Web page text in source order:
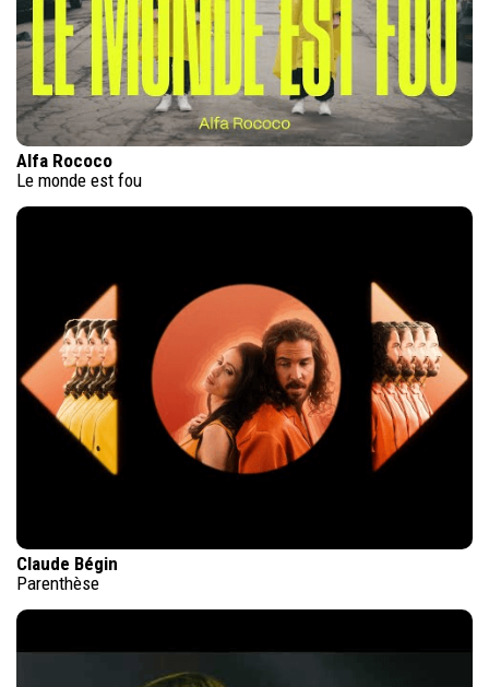
Alfa Rococo
Le monde est fou
Claude Bégin
Parenthèse